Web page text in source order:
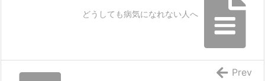
どうしても病気になれない人へ
Prev